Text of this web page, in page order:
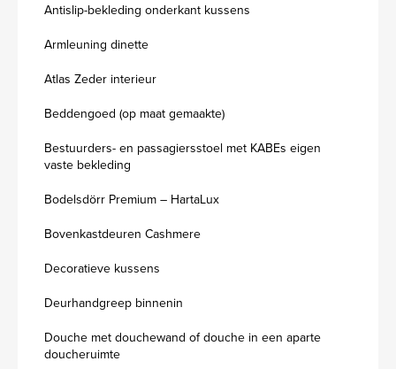
Antislip-bekleding onderkant kussens
Armleuning dinette
Atlas Zeder interieur
Beddengoed (op maat gemaakte)
Bestuurders- en passagiersstoel met KABEs eigen
vaste bekleding
Bodelsdörr Premium – HartaLux
Bovenkastdeuren Cashmere
Decoratieve kussens
Deurhandgreep binnenin
Douche met douchewand of douche in een aparte
doucheruimte